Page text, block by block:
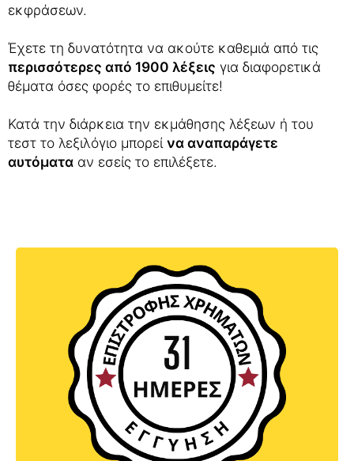
εκφράσεων.
Έχετε τη δυνατότητα να ακούτε καθεμιά από τις
περισσότερες από 1900 λέξεις για διαφορετικά
θέματα όσες φορές το επιθυμείτε!
Κατά την διάρκεια την εκμάθησης λέξεων ή του
τεστ το λεξιλόγιο μπορεί να αναπαράγετε
αυτόματα αν εσείς το επιλέξετε.